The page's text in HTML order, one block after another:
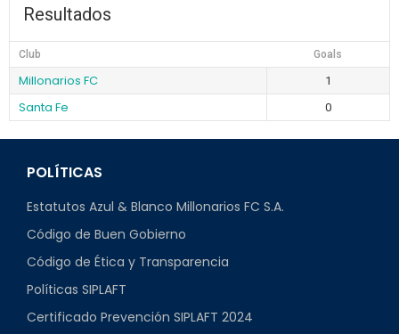
Resultados
Club Goals
Millonarios FC 1
Santa Fe 0
POLÍTICAS
Estatutos Azul & Blanco Millonarios FC S.A.
Código de Buen Gobierno
Código de Ética y Transparencia
Políticas SIPLAFT
Certificado Prevención SIPLAFT 2024